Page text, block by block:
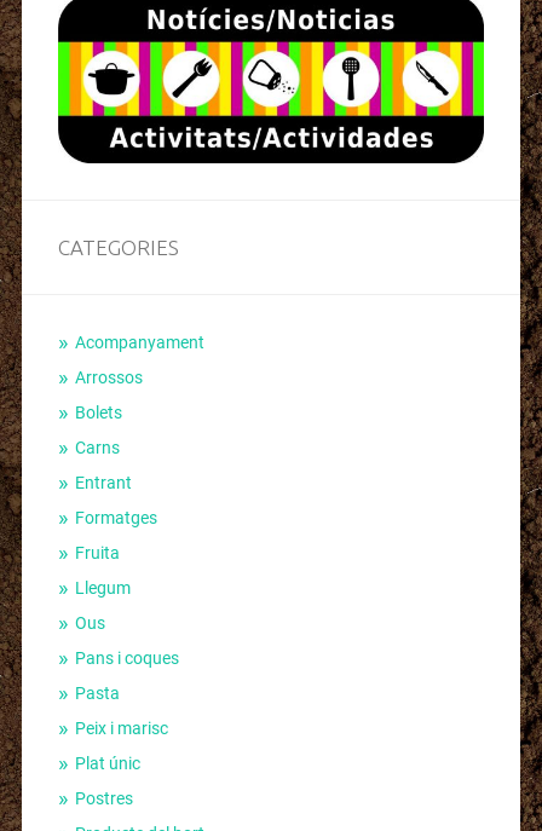
CATEGORIES
Acompanyament
Arrossos
Bolets
Carns
Entrant
Formatges
Fruita
Llegum
Ous
Pans i coques
Pasta
Peix i marisc
Plat únic
Postres